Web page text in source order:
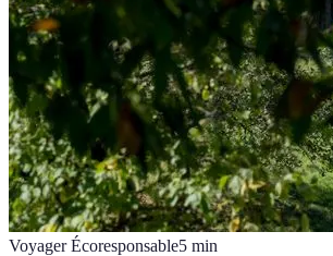
Voyager Écoresponsable5 min